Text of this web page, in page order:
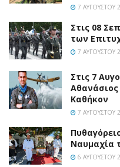
7 ΑΥΓΟΎΣΤΟΥ
Στις 08
των
7 ΑΥΓΟΎΣΤΟΥ
Στις 7
Καθήκον
7 ΑΥΓΟΎΣΤΟΥ
Ναυμαχία
6 ΑΥΓΟΎΣΤΟΥ